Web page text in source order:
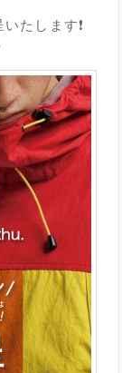
たします❗